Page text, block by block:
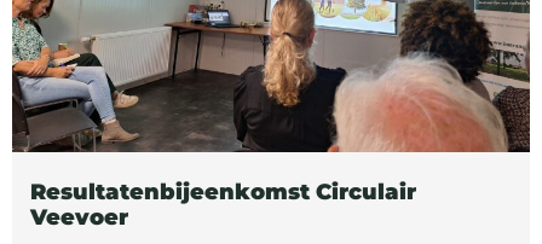
Resultatenbijeenkomst Circulair
Veevoer